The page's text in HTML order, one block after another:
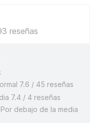
reseñas
7.6 / 45 reseñas
7.4 / 4 reseñas
debajo de la media